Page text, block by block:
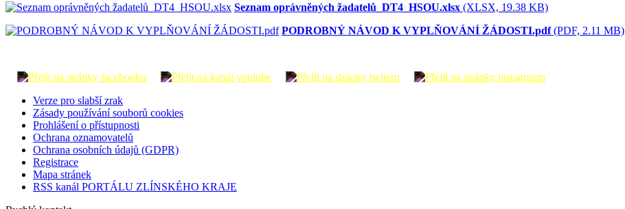
Seznam oprávněných žadatelů_DT4_HSOU.xlsx (XLSX, 19.38 KB)
PODROBNÝ NÁVOD K VYPLŇOVÁNÍ ŽÁDOSTI.pdf(PDF, 2.11 MB)
Verze pro slabší zrak
Zásady používání souborů cookies
Prohlášení o přístupnosti
Ochrana oznamovatelů
Ochrana osobních údajů (GDPR)
Registrace
Mapa stránek
RSS kanál PORTÁLU ZLÍNSKÉHO KRAJE